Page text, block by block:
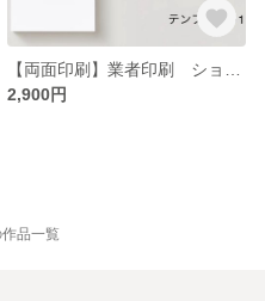
2,900円
品一覧